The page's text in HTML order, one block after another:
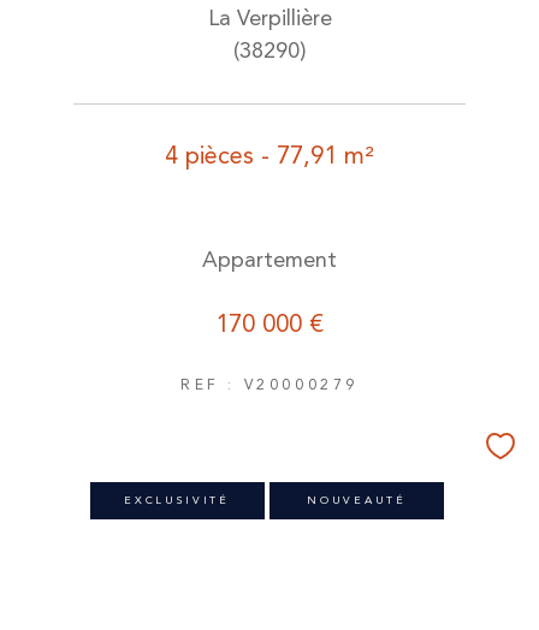
La Verpillière
(38290)
4 pièces - 77,91 m²
Appartement
170 000 €
REF : V20000279
EXCLUSIVITÉ NOUVEAUTÉ